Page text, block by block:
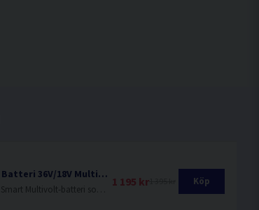
HiKOKI BSL36A18X Batteri 36V/18V Multivolt (2,5Ah/5,0Ah)
1 195 kr Köp